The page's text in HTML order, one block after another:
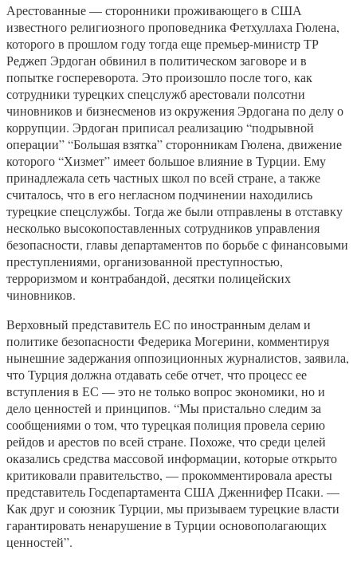
Арестованные — сторонники проживающего в США
известного религиозного проповедника Фетхуллаха Гюлена,
которого в прошлом году тогда еще премьер-министр ТР
Реджеп Эрдоган обвинил в политическом заговоре и в
попытке госпереворота. Это произошло после того, как
сотрудники турецких спецслужб арестовали полсотни
чиновников и бизнесменов из окружения Эрдогана по делу о
коррупции. Эрдоган приписал реализацию “подрывной
операции” “Большая взятка” сторонникам Гюлена, движение
которого “Хизмет” имеет большое влияние в Турции. Ему
принадлежала сеть частных школ по всей стране, а также
считалось, что в его негласном подчинении находились
турецкие спецслужбы. Тогда же были отправлены в отставку
несколько высокопоставленных сотрудников управления
безопасности, главы департаментов по борьбе с финансовыми
преступлениями, организованной преступностью,
терроризмом и контрабандой, десятки полицейских
чиновников.
Верховный представитель ЕС по иностранным делам и
политике безопасности Федерика Могерини, комментируя
нынешние задержания оппозиционных журналистов, заявила,
что Турция должна отдавать себе отчет, что процесс ее
вступления в ЕС — это не только вопрос экономики, но и
дело ценностей и принципов. “Мы пристально следим за
сообщениями о том, что турецкая полиция провела серию
рейдов и арестов по всей стране. Похоже, что среди целей
оказались средства массовой информации, которые открыто
критиковали правительство, — прокомментировала аресты
представитель Госдепартамента США Дженнифер Псаки. —
Как друг и союзник Турции, мы призываем турецкие власти
гарантировать ненарушение в Турции основополагающих
ценностей”.